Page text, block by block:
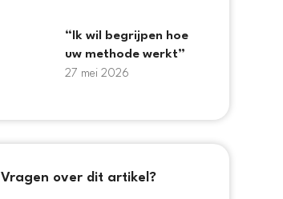
“Ik wil begrijpen hoe
uw methode werkt”
27 mei 2026
Vragen over dit artikel?